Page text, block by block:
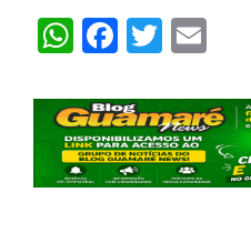
WhatsApp
Facebook
Twitter